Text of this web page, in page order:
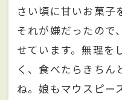
さい頃に甘いお菓子
それが嫌だったので
せています。無理を
く、食べたらきちん
ね。娘もマウスピー